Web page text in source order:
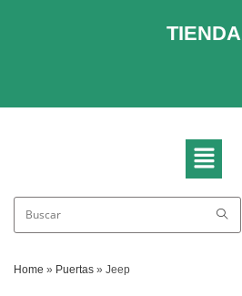
TIENDA
Home » Puertas » Jeep